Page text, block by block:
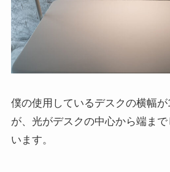
僕の使用しているデスクの横幅
が、光がデスクの中心から端ま
います。